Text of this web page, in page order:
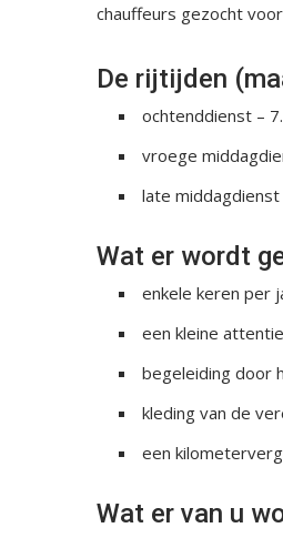
chauffeurs gezocht
De rijtijden
ochtenddienst –
vroege
late
Wat er wordt
enkele keren per
een kleine
begeleiding door
kleding van de
een
Wat er van u